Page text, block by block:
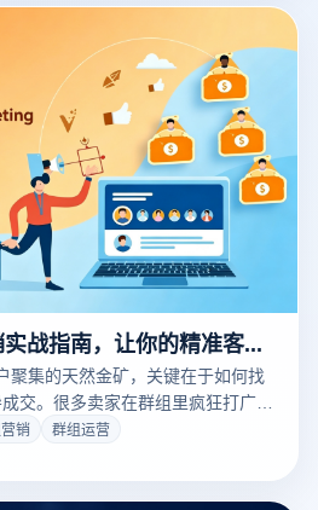
Facebook群组营销实战指南，让你的精准客户主动找上门
聚集的天然金矿，关键在于如何找
交。很多卖家在群组里疯狂打广告
却在悄无声息地让客户主动下单。
从引流到成交的完整实战路径。
销
群组运营